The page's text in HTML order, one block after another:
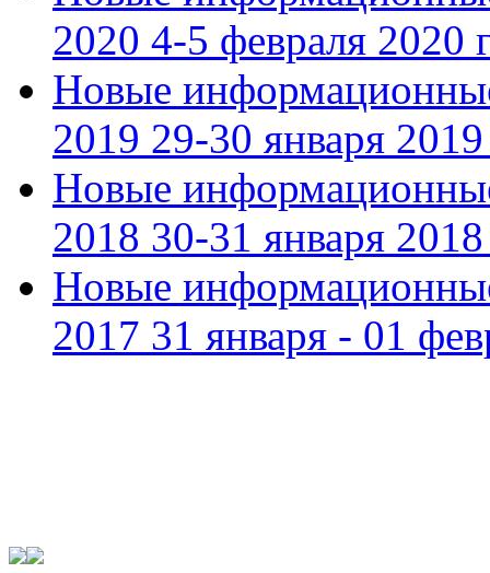
2020 4-5 февраля 2020
Новые
2019 29-30 января 2019
Новые
2018 30-31 января 2018
Новые
2017 31 января - 01